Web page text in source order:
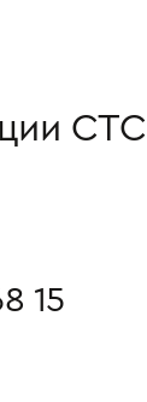
СТС
15